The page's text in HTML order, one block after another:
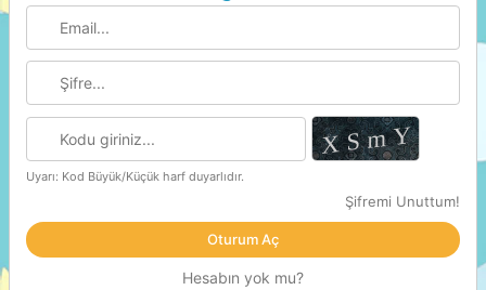
Uyarı: Kod Büyük/Küçük harf duyarlıdır.
Şifremi Unuttum!
Hesabın yok mu?